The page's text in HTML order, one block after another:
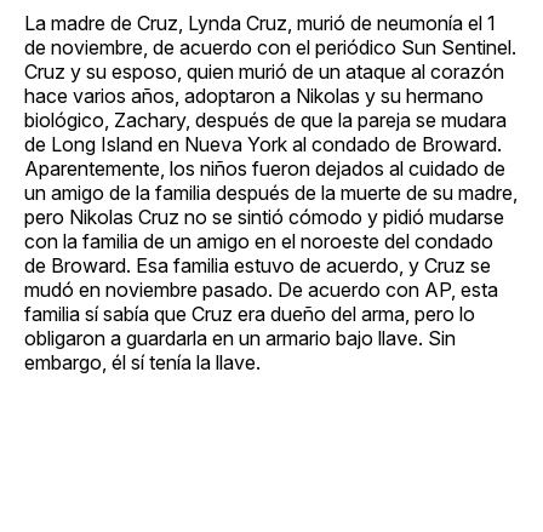
La madre de Cruz, Lynda Cruz, murió de neumonía el 1
de noviembre, de acuerdo con el periódico Sun Sentinel.
Cruz y su esposo, quien murió de un ataque al corazón
hace varios años, adoptaron a Nikolas y su hermano
biológico, Zachary, después de que la pareja se mudara
de Long Island en Nueva York al condado de Broward.
Aparentemente, los niños fueron dejados al cuidado de
un amigo de la familia después de la muerte de su madre,
pero Nikolas Cruz no se sintió cómodo y pidió mudarse
con la familia de un amigo en el noroeste del condado
de Broward. Esa familia estuvo de acuerdo, y Cruz se
mudó en noviembre pasado. De acuerdo con AP, esta
familia sí sabía que Cruz era dueño del arma, pero lo
obligaron a guardarla en un armario bajo llave. Sin
embargo, él sí tenía la llave.